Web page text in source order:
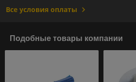
Все условия оплаты
Подобные товары компании